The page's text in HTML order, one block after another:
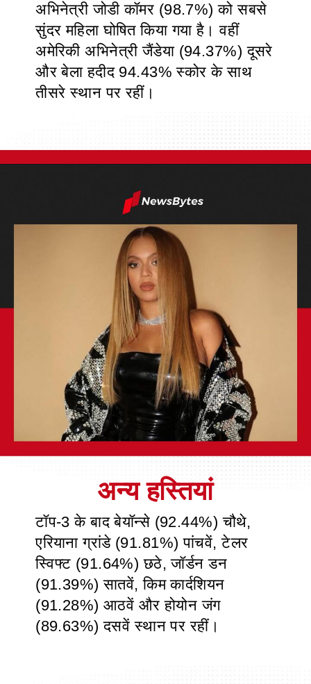
अभिनेत्री जोडी कॉमर (98.7%) को सबसे
सुंदर महिला घोषित किया गया है। वहीं
अमेरिकी अभिनेत्री जैंडेया (94.37%) दूसरे
और बेला हदीद 94.43% स्कोर के साथ
अन्य हस्तियां
टॉप-3 के बाद बेयॉन्से (92.44%) चौथे,
एरियाना ग्रांडे (91.81%) पांचवें, टेलर
स्विफ्ट (91.64%) छठे, जॉर्डन डन
(91.39%) सातवें, किम कार्दशियन
(91.28%) आठवें और होयोन जंग